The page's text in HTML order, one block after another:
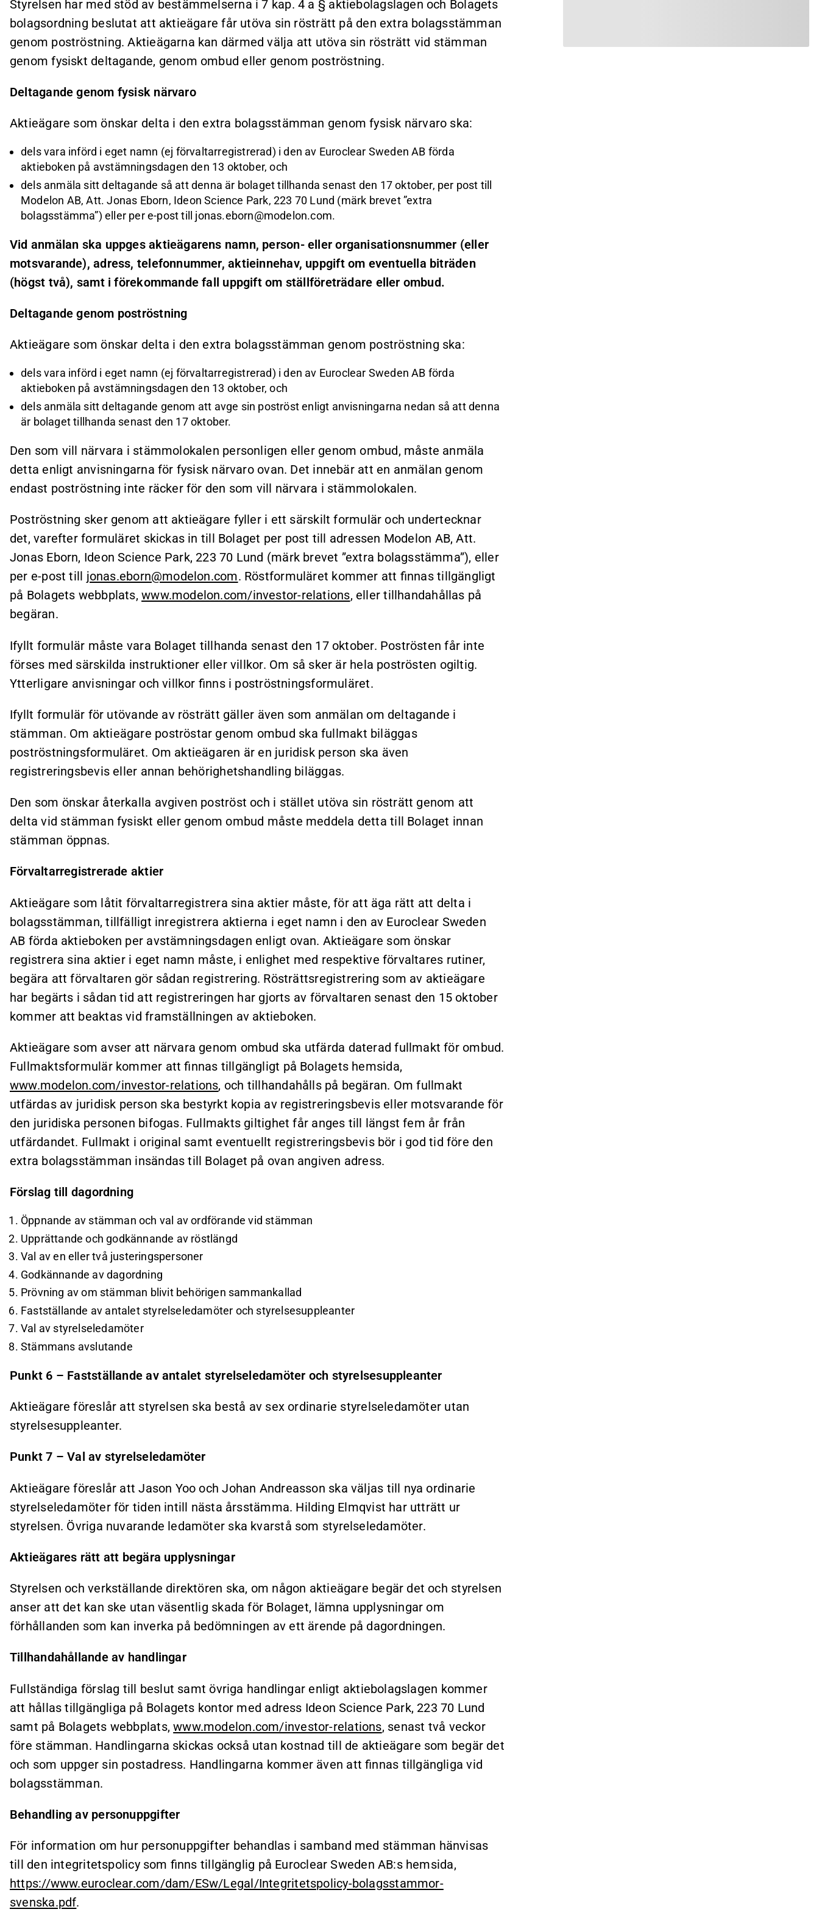
Styrelsen har med stöd av bestämmelserna i 7 kap. 4 a § aktiebolagslagen och Bolagets
bolagsordning beslutat att aktieägare får utöva sin rösträtt på den extra bolagsstämman
genom poströstning. Aktieägarna kan därmed välja att utöva sin rösträtt vid stämman
genom fysiskt deltagande, genom ombud eller genom poströstning.
Deltagande genom fysisk närvaro
Aktieägare som önskar delta i den extra bolagsstämman genom fysisk närvaro ska:
dels vara införd i eget namn (ej förvaltarregistrerad) i den av Euroclear Sweden AB förda
aktieboken på avstämningsdagen den 13 oktober, och
dels anmäla sitt deltagande så att denna är bolaget tillhanda senast den 17 oktober, per post till
Modelon AB, Att. Jonas Eborn, Ideon Science Park, 223 70 Lund (märk brevet ”extra
bolagsstämma”) eller per e-post till jonas.eborn@modelon.com.
Vid anmälan ska uppges aktieägarens namn, person- eller organisationsnummer (eller
motsvarande), adress, telefonnummer, aktieinnehav, uppgift om eventuella biträden
(högst två), samt i förekommande fall uppgift om ställföreträdare eller ombud.
Deltagande genom poströstning
Aktieägare som önskar delta i den extra bolagsstämman genom poströstning ska:
dels vara införd i eget namn (ej förvaltarregistrerad) i den av Euroclear Sweden AB förda
aktieboken på avstämningsdagen den 13 oktober, och
dels anmäla sitt deltagande genom att avge sin poströst enligt anvisningarna nedan så att denna
är bolaget tillhanda senast den 17 oktober.
Den som vill närvara i stämmolokalen personligen eller genom ombud, måste anmäla
detta enligt anvisningarna för fysisk närvaro ovan. Det innebär att en anmälan genom
endast poströstning inte räcker för den som vill närvara i stämmolokalen.
Poströstning sker genom att aktieägare fyller i ett särskilt formulär och undertecknar
det, varefter formuläret skickas in till Bolaget per post till adressen Modelon AB, Att.
Jonas Eborn, Ideon Science Park, 223 70 Lund (märk brevet ”extra bolagsstämma”), eller
per e-post till jonas.eborn@modelon.com. Röstformuläret kommer att finnas tillgängligt
på Bolagets webbplats,www.modelon.com/investor-relations, eller tillhandahållas på
begäran.
Ifyllt formulär måste vara Bolaget tillhanda senast den 17 oktober. Poströsten får inte
förses med särskilda instruktioner eller villkor. Om så sker är hela poströsten ogiltig.
Ytterligare anvisningar och villkor finns i poströstningsformuläret.
Ifyllt formulär för utövande av rösträtt gäller även som anmälan om deltagande i
stämman. Om aktieägare poströstar genom ombud ska fullmakt biläggas
poströstningsformuläret. Om aktieägaren är en juridisk person ska även
registreringsbevis eller annan behörighetshandling biläggas.
Den som önskar återkalla avgiven poströst och i stället utöva sin rösträtt genom att
delta vid stämman fysiskt eller genom ombud måste meddela detta till Bolaget innan
stämman öppnas.
Förvaltarregistrerade aktier
Aktieägare som låtit förvaltarregistrera sina aktier måste, för att äga rätt att delta i
bolagsstämman, tillfälligt inregistrera aktierna i eget namn i den av Euroclear Sweden
AB förda aktieboken per avstämningsdagen enligt ovan. Aktieägare som önskar
registrera sina aktier i eget namn måste, i enlighet med respektive förvaltares rutiner,
begära att förvaltaren gör sådan registrering. Rösträttsregistrering som av aktieägare
har begärts i sådan tid att registreringen har gjorts av förvaltaren senast den 15 oktober
kommer att beaktas vid framställningen av aktieboken.
Aktieägare som avser att närvara genom ombud ska utfärda daterad fullmakt för ombud.
Fullmaktsformulär kommer att finnas tillgängligt på Bolagets hemsida,
www.modelon.com/investor-relations, och tillhandahålls på begäran. Om fullmakt
utfärdas av juridisk person ska bestyrkt kopia av registreringsbevis eller motsvarande för
den juridiska personen bifogas. Fullmakts giltighet får anges till längst fem år från
utfärdandet. Fullmakt i original samt eventuellt registreringsbevis bör i god tid före den
extra bolagsstämman insändas till Bolaget på ovan angiven adress.
Förslag till dagordning
Öppnande av stämman och val av ordförande vid stämman
Upprättande och godkännande av röstlängd
Val av en eller två justeringspersoner
Godkännande av dagordning
Prövning av om stämman blivit behörigen sammankallad
Fastställande av antalet styrelseledamöter och styrelsesuppleanter
Val av styrelseledamöter
Stämmans avslutande
Punkt 6 – Fastställande av antalet styrelseledamöter och styrelsesuppleanter
Aktieägare föreslår att styrelsen ska bestå av sex ordinarie styrelseledamöter utan
styrelsesuppleanter.
Punkt 7 – Val av styrelseledamöter
Aktieägare föreslår att Jason Yoo och Johan Andreasson ska väljas till nya ordinarie
styrelseledamöter för tiden intill nästa årsstämma. Hilding Elmqvist har utträtt ur
styrelsen. Övriga nuvarande ledamöter ska kvarstå som styrelseledamöter.
Aktieägares rätt att begära upplysningar
Styrelsen och verkställande direktören ska, om någon aktieägare begär det och styrelsen
anser att det kan ske utan väsentlig skada för Bolaget, lämna upplysningar om
förhållanden som kan inverka på bedömningen av ett ärende på dagordningen.
Tillhandahållande av handlingar
Fullständiga förslag till beslut samt övriga handlingar enligt aktiebolagslagen kommer
att hållas tillgängliga på Bolagets kontor med adress Ideon Science Park, 223 70 Lund
samt på Bolagets webbplats,www.modelon.com/investor-relations, senast två veckor
före stämman. Handlingarna skickas också utan kostnad till de aktieägare som begär det
och som uppger sin postadress. Handlingarna kommer även att finnas tillgängliga vid
bolagsstämman.
Behandling av personuppgifter
För information om hur personuppgifter behandlas i samband med stämman hänvisas
till den integritetspolicy som finns tillgänglig på Euroclear Sweden AB:s hemsida,
https://www.euroclear.com/dam/ESw/Legal/Integritetspolicy-bolagsstammor-
svenska.pdf.